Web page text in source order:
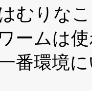
むりな
ームは使
番環境